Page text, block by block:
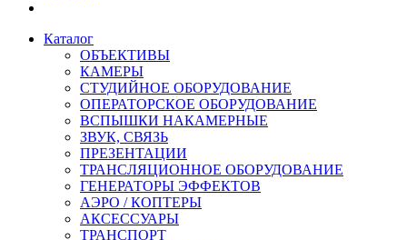
Каталог
ОБЪЕКТИВЫ
КАМЕРЫ
СТУДИЙНОЕ ОБОРУДОВАНИЕ
ОПЕРАТОРСКОЕ ОБОРУДОВАНИЕ
ВСПЫШКИ НАКАМЕРНЫЕ
ЗВУК, СВЯЗЬ
ПРЕЗЕНТАЦИИ
ТРАНСЛЯЦИОННОЕ ОБОРУДОВАНИЕ
ГЕНЕРАТОРЫ ЭФФЕКТОВ
АЭРО / КОПТЕРЫ
АКСЕССУАРЫ
ТРАНСПОРТ